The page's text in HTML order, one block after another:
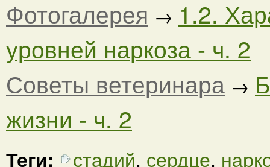
Фотогалерея → 1.2.
уровней наркоза - ч. 2
Советы ветеринара →
жизни - ч. 2
Теги: стадий, сердце,